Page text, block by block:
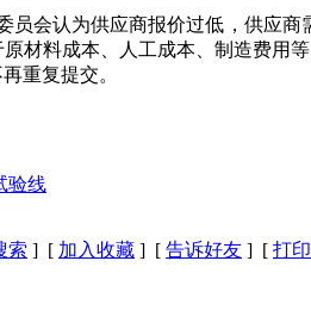
会认为供应商报价过低，供应
材料成本、人工成本、制造费用
重复提交。
验线
索 ] [ 加入收藏 ] [ 告诉好友 ] [ 打